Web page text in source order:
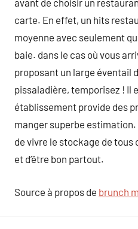
avant de choisir un
carte. En effet, un hits
moyenne avec seulement
baie. dans le cas où vous
proposant un large éventail
pissaladière, temporisez ! Il
établissement provide des
manger superbe estimation.
de vivre le stockage de tous
et d’être bon partout.
Source à propos de brunch